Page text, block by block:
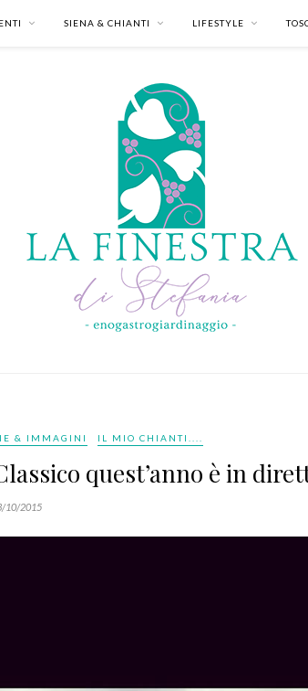
SIENA & CHIANTI LIFESTYLE
& IMMAGINI IL MIO CHIANTI....
quest’anno è in
10/2015